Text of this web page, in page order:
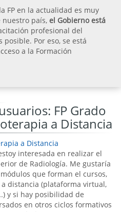
FP en la actualidad es muy
país, el Gobierno está
profesional del
Por eso, se está
a la Formación
FP Grado
a Distancia
a Distancia
interesada en realizar el
de Radiología. Me gustaría
que forman el cursos,
distancia (plataforma virtual,
y si hay posibilidad de
en otros ciclos formativos